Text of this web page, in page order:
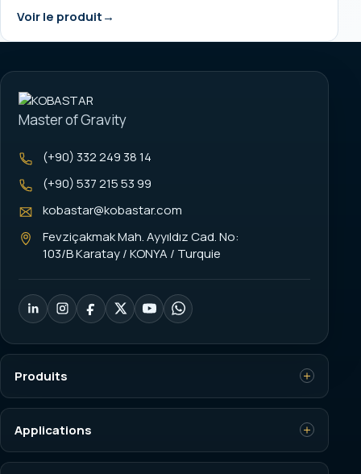
Voir le produit
Master of Gravity
(+90) 332 249 38 14
(+90) 537 215 53 99
kobastar@kobastar.com
Fevziçakmak Mah. Ayyıldız Cad. No:
103/B Karatay / KONYA / Turquie
Produits
Indicateurs de pesage
Applications